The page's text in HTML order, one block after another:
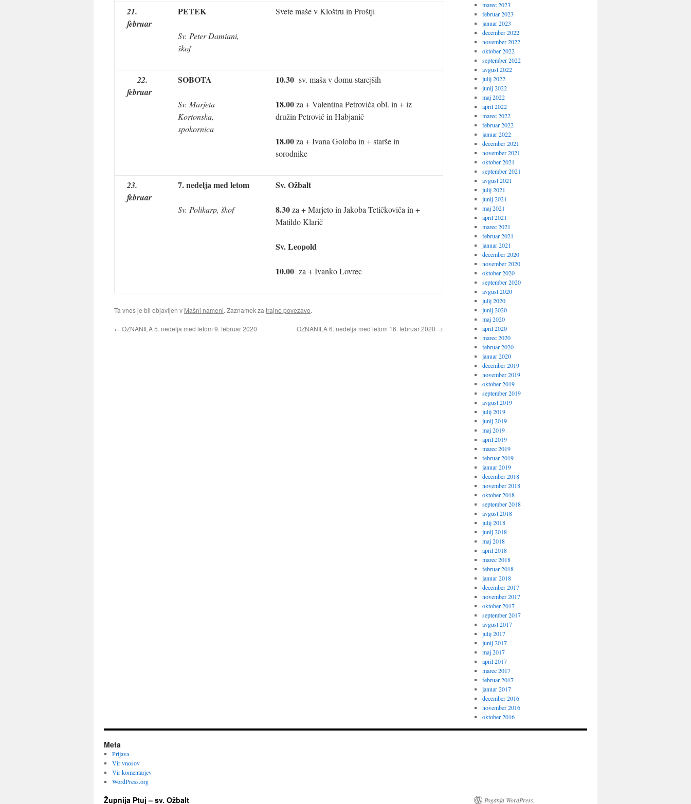
21.
februar
PETEK
Sv. Peter Damiani,
škof
Svete maše v Kloštru in Proštji
22.
februar
SOBOTA
Sv. Marjeta
Kortonska,
spokornica
10.30 sv. maša v domu starejših
18.00za + Valentina Petroviča obl. in + iz
družin Petrovič in Habjanič
18.00za + Ivana Goloba in + starše in
sorodnike
23.
februar
7. nedelja med letom
Sv. Polikarp, škof
Sv. Ožbalt
8.30za + Marjeto in Jakoba Tetičkoviča in +
Matildo Klarič
Sv. Leopold
10.00 za + Ivanko Lovrec
Ta vnos je bil objavljen v Mašni nameni. Zaznamek za trajno povezavo.
← OZNANILA 5. nedelja med letom 9. februar 2020 OZNANILA 6. nedelja med letom 16. februar 2020 →
marec 2023
februar 2023
januar 2023
december 2022
november 2022
oktober 2022
september 2022
avgust 2022
julij 2022
junij 2022
maj 2022
april 2022
marec 2022
februar 2022
januar 2022
december 2021
november 2021
oktober 2021
september 2021
avgust 2021
julij 2021
junij 2021
maj 2021
april 2021
marec 2021
februar 2021
januar 2021
december 2020
november 2020
oktober 2020
september 2020
avgust 2020
julij 2020
junij 2020
maj 2020
april 2020
marec 2020
februar 2020
januar 2020
december 2019
november 2019
oktober 2019
september 2019
avgust 2019
julij 2019
junij 2019
maj 2019
april 2019
marec 2019
februar 2019
januar 2019
december 2018
november 2018
oktober 2018
september 2018
avgust 2018
julij 2018
junij 2018
maj 2018
april 2018
marec 2018
februar 2018
januar 2018
december 2017
november 2017
oktober 2017
september 2017
avgust 2017
julij 2017
junij 2017
maj 2017
april 2017
marec 2017
februar 2017
januar 2017
december 2016
november 2016
oktober 2016
Meta
Prijava
Vir vnosov
Vir komentarjev
WordPress.org
Župnija Ptuj – sv. Ožbalt Poganja WordPress.